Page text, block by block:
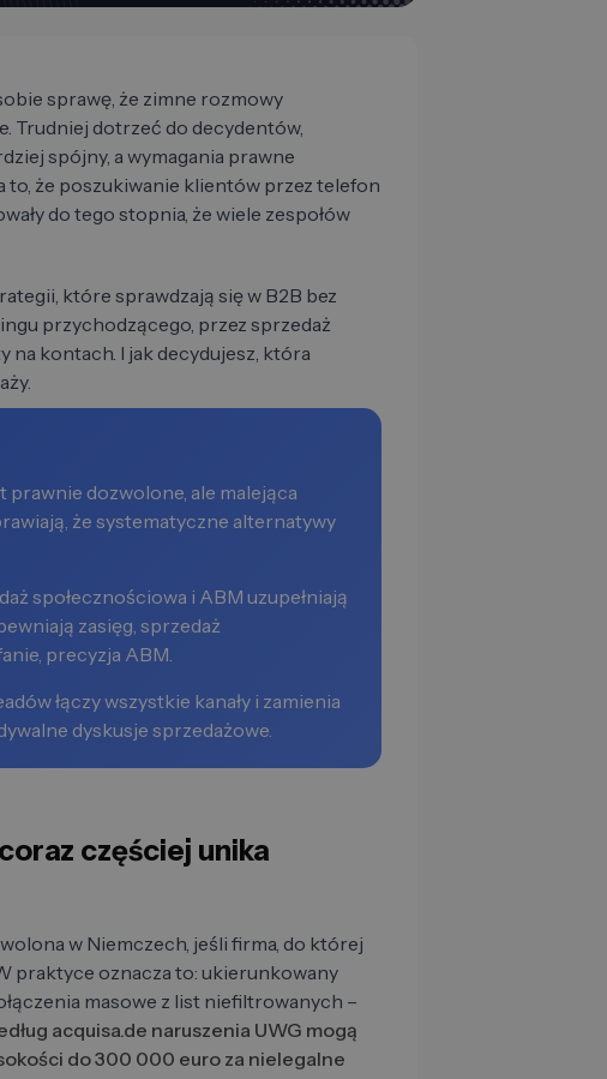
sprawę, że zimne rozmowy
Trudniej dotrzeć do decydentów,
spójny, a wymagania prawne
że poszukiwanie klientów przez telefon
do tego stopnia, że wiele zespołów
które sprawdzają się w B2B bez
przychodzącego, przez sprzedaż
kontach. I jak decydujesz, która
dozwolone, ale malejąca
że systematyczne alternatywy
społecznościowa i ABM uzupełniają
zasięg, sprzedaż
precyzja ABM.
łączy wszystkie kanały i zamienia
dyskusje sprzedażowe.
częściej unika
w Niemczech, jeśli firma, do której
praktyce oznacza to: ukierunkowany
masowe z list niefiltrowanych –
acquisa.de naruszenia UWG mogą
do 300 000 euro za nielegalne